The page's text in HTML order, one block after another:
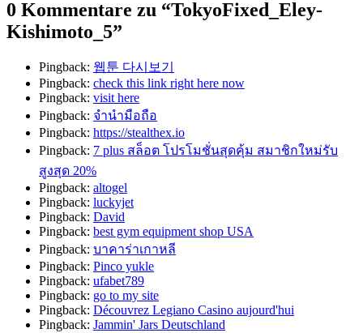
0 Kommentare zu “TokyoFixed_Eley-
Kishimoto_5”
Pingback: 웹툰 다시보기
Pingback: check this link right here now
Pingback: visit here
Pingback: จำนำมือถือ
Pingback: https://stealthex.io
Pingback: 7 plus สล็อต โปรโมชั่นสุดคุ้ม สมาชิกใหม่รับ
สูงสุด 20%
Pingback: altogel
Pingback: luckyjet
Pingback: David
Pingback: best gym equipment shop USA
Pingback: บาคาร่าเกาหลี
Pingback: Pinco yukle
Pingback: ufabet789
Pingback: go to my site
Pingback: Découvrez Legiano Casino aujourd'hui
Pingback: Jammin' Jars Deutschland